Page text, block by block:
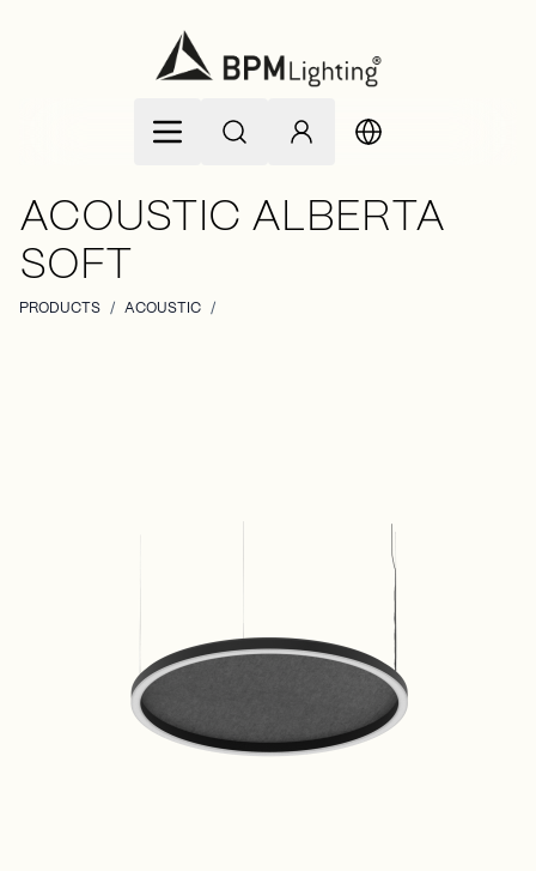
ACOUSTIC ALBERTA
SOFT
PRODUCTS / ACOUSTIC /